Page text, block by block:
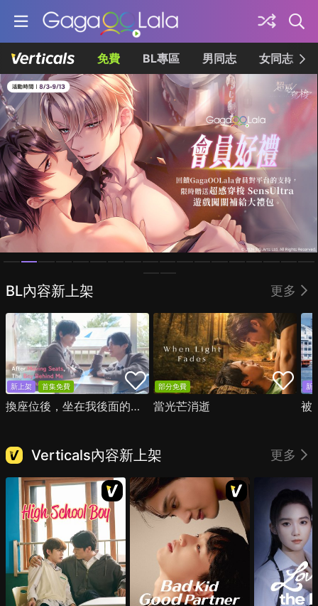
免費 BL專區 男同志 女同志
Homepage
BL內容新上架 更多
新上架 首集免費
換座位後，坐在我後面的男生好像喜歡我
部分免費
當光芒消逝
新
被
Verticals內容新上架 更多